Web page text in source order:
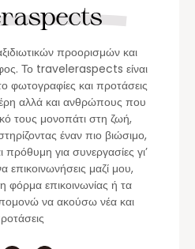
προορισμών και
Το traveleraspects είναι
φωτογραφίες και προτάσεις
αλλά και ανθρώπους που
τους μονοπάτι στη ζωή,
έναν πιο βιώσιμο,
πρόθυμη για συνεργασίες γι’
επικοινωνήσεις μαζί μου,
φόρμα επικοινωνίας ή τα
να ακούσω νέα και